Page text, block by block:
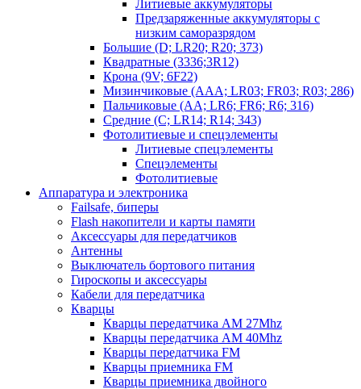
Литиевые аккумуляторы
Предзаряженные аккумуляторы с
низким саморазрядом
Большие (D; LR20; R20; 373)
Квадратные (3336;3R12)
Крона (9V; 6F22)
Мизинчиковые (AAA; LR03; FR03; R03; 286)
Пальчиковые (AA; LR6; FR6; R6; 316)
Средние (C; LR14; R14; 343)
Фотолитиевые и спецэлементы
Литиевые спецэлементы
Спецэлементы
Фотолитиевые
Аппаратура и электроника
Failsafe, биперы
Flash накопители и карты памяти
Аксессуары для передатчиков
Антенны
Выключатель бортового питания
Гироскопы и аксессуары
Кабели для передатчика
Кварцы
Кварцы передатчика AM 27Mhz
Кварцы передатчика AM 40Mhz
Кварцы передатчика FM
Кварцы приемника FM
Кварцы приемника двойного